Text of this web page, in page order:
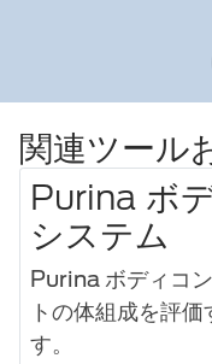
関連ツール
Purina ボ
システム
Purina ボディコ
トの体組成を評
す。